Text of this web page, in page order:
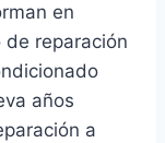
en
reparación
años
a